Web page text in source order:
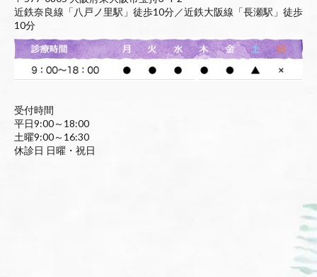
近鉄奈良線「八戸ノ里駅」徒歩10分／近鉄大阪線「長瀬駅」徒歩
10分
受付時間
平日9:00～18:00
土曜9:00～16:30
休診日 日曜・祝日